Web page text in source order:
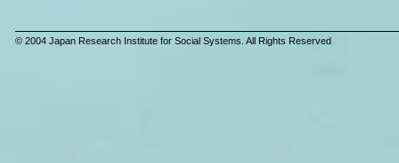
© 2004 Japan Research Institute for Social Systems. All Rights Reserved